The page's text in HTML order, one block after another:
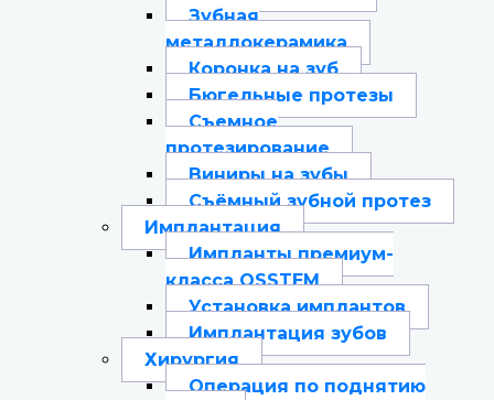
Зубная
металлокерамика
Коронка на зуб
Бюгельные протезы
Съемное
протезирование
Виниры на зубы
Съёмный зубной протез
Имплантация
Импланты премиум-
класса OSSTEM
Установка имплантов
Имплантация зубов
Хирургия
Операция по поднятию